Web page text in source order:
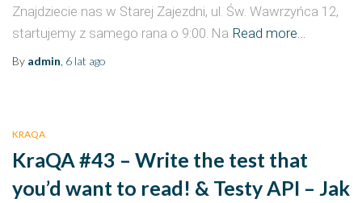
Znajdziecie nas w Starej Zajezdni, ul. Św. Wawrzyńca 12,
startujemy z samego rana o 9:00. Na Read more…
By admin 6 lat ago
KRAQA
KraQA #43 – Write the test that
you’d want to read! & Testy API – Jak